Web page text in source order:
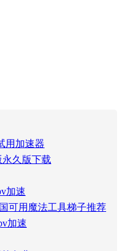
用加速器
久版下载
加速
国可用魔法工具梯子推荐
加速